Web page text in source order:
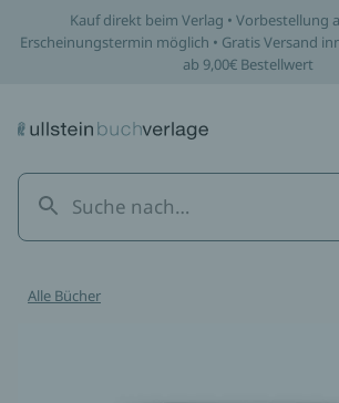
Kauf direkt beim Verlag • Vorbestellung
Erscheinungstermin möglich • Gratis Versand
ab 9,00€ Bestellwert
Alle Bücher